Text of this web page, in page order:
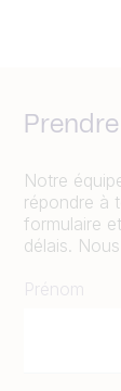
Notre
répondre à
formulaire
délais.
Prénom